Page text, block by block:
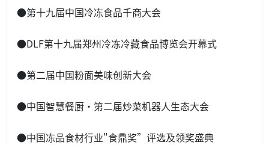
●第十九届中国冷冻食品千商大会
●DLF第十九届郑州冷冻冷藏食品博览会开幕式
●第二届中国粉面美味创新大会
●中国智慧餐厨·第二届炒菜机器人生态大会
●中国冻品食材行业"食鼎奖”评选及领奖盛典